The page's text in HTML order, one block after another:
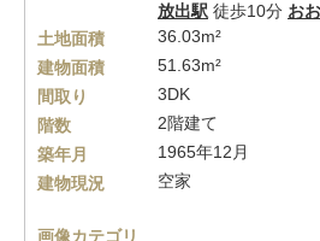
放出駅 徒歩10分 お
土地面積
36.03m²
建物面積
51.63m²
間取り
3DK
階数
2階建て
築年月
1965年12月
建物現況
空家
画像カテゴリ